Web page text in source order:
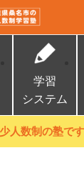
学習
システム
人数制の塾です